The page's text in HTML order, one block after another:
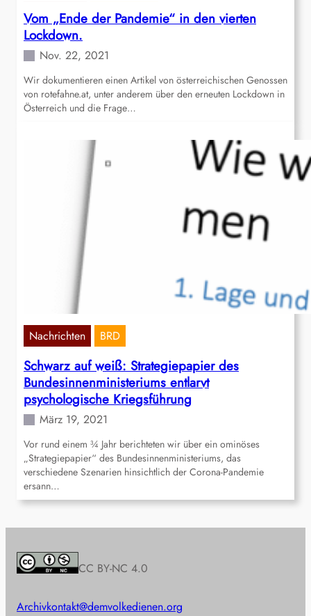
Vom „Ende der Pandemie“ in den vierten
Lockdown.
Nov. 22, 2021
Wir dokumentieren einen Artikel von österreichischen Genossen
von rotefahne.at, unter anderem über den erneuten Lockdown in
Österreich und die Frage…
Nachrichten BRD
Schwarz auf weiß: Strategiepapier des
Bundesinnenministeriums entlarvt
psychologische Kriegsführung
März 19, 2021
Vor rund einem ¾ Jahr berichteten wir über ein ominöses
„Strategiepapier“ des Bundesinnenministeriums, das
verschiedene Szenarien hinsichtlich der Corona-Pandemie
ersann…
CC BY-NC 4.0
Archivkontakt@demvolkedienen.org